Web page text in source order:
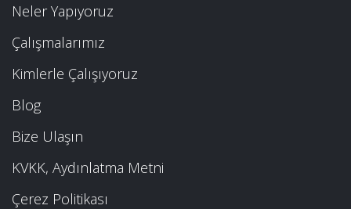
Neler Yapıyoruz
Çalışmalarımız
Kimlerle Çalışıyoruz
Blog
Bize Ulaşın
KVKK, Aydınlatma Metni
Çerez Politikası